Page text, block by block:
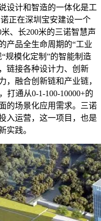
设计和智造的一体化是工
正在深圳宝安建设一个
、长200米的三诺智慧声
产品全生命周期的“工业
规模化定制”的智能制造
链接各种设计力、创新
，融合创新链和产业链，
打通从0-1-100-10000+的
的场景化应用需求。三诺
入运营，这一项目，也是
实践。